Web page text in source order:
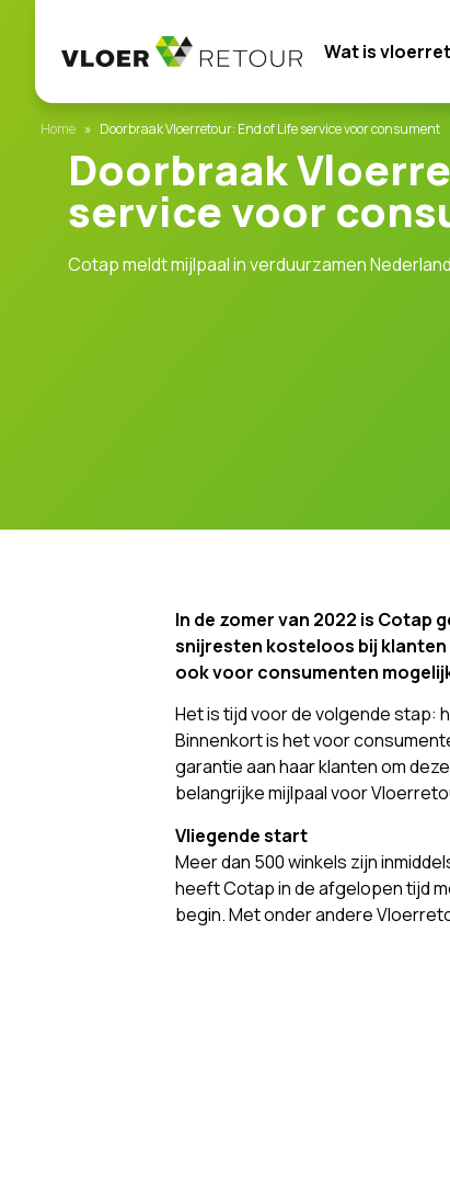
Wat is
Home » Doorbraak Vloerretour: End of Life service voor consument
Doorbraak
service voor
Cotap meldt mijlpaal in verduurzamen
In de zomer van 2022 is
snijresten kosteloos bij
ook voor consumenten
Het is tijd voor de volgende stap:
Binnenkort is het voor
garantie aan haar klanten om
belangrijke mijlpaal voor
Vliegende start
Meer dan 500 winkels zijn
heeft Cotap in de afgelopen tijd
begin. Met onder andere